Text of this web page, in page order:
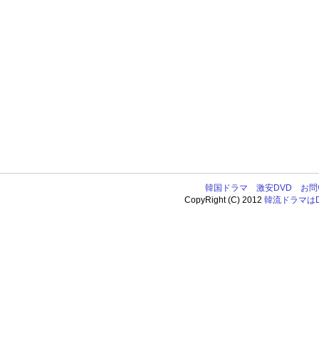
韓国ドラマ 激安DVD
お
CopyRight (C) 2012韓流ドラマは